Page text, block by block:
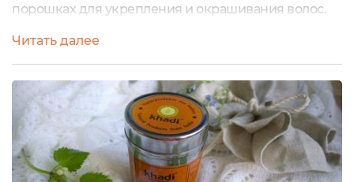
порошках для укрепления и окрашивания волос.
цена сильно кусалась. И тут благодаря нашему
сайту у меня наконец то появилась такая
возможность!Ко мне в руки попала порошок -
маска для чувствительной кожи головы
"Шикакай". Приобрести данную маску можно во
многих им,...
Читать далее